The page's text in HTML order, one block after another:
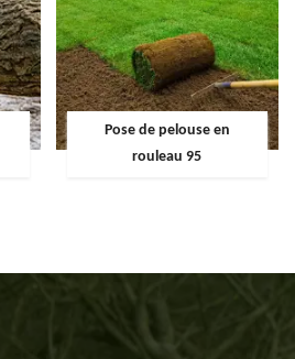
Pose de pelouse en
rouleau 95